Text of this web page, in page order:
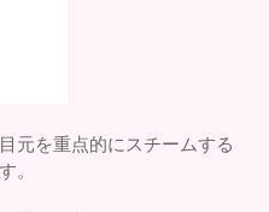
元を重点的にスチームする
。